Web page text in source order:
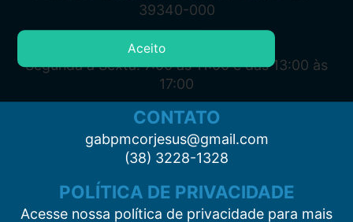
39340-000
ATENDIMENTO
Segunda à Sexta: 7:00 às 11:00 e das 13:00 às
17:00
CONTATO
gabpmcorjesus@gmail.com
(38) 3228-1328
POLÍTICA DE PRIVACIDADE
Acesse nossa política de privacidade para mais
Aceito